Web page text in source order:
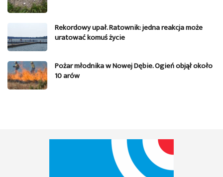
Rekordowy upał. Ratownik: jedna reakcja może
uratować komuś życie
Pożar młodnika w Nowej Dębie. Ogień objął około
10 arów